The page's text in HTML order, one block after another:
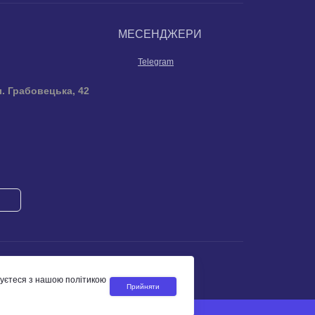
Грабовецька, 42
МЕСЕНДЖЕРИ
Telegram
з нашою політикою
Прийняти